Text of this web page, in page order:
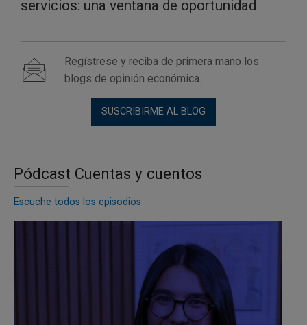
servicios: una ventana de oportunidad
Regístrese y reciba de primera mano los
blogs de opinión económica.
SUSCRIBIRME AL BLOG
Pódcast Cuentas y cuentos
Escuche todos los episodios